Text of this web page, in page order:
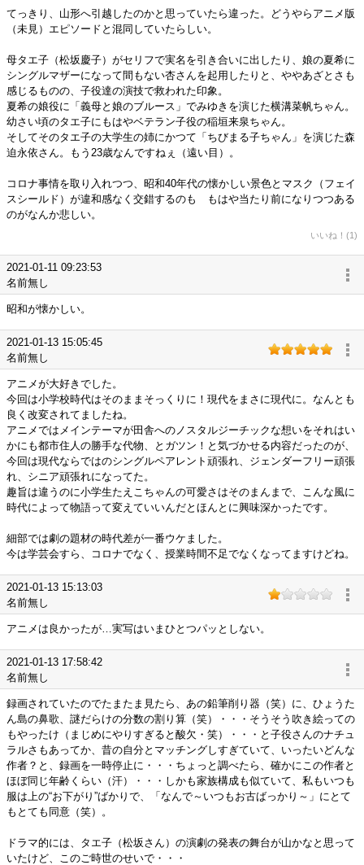
てっきり、山形へ引越したのかと思っていたら違った。どうやらアニメ版
（未見）エピソードと混同していたらしい。
母タエ子（松坂慶子）がセリフで実名を引き合いに出したり、娘の夏希に
シングルマザーになって間もない杏さんを起用したりと、ややあざとさも
感じるものの、子役達の演技で救われた印象。
夏希の娘役に「義母と娘のブルース」でみゆきを演じた横溝菜帆ちゃん。
幼さい頃のタエ子にもはやベテラン子役の稲垣来泉ちゃん。
そしてそのタエ子の大学生の姉にかつて「ちびまる子ちゃん」を演じた森
迫永依さん。もう23歳なんですねぇ（遠い目）。
コロナ事情を取り入れつつ、昭和40年代の懐かしい景色とマスク（フェイ
スシールド）が違和感なく交錯するのも もはや当たり前になりつつある
のがなんか悲しい。
いいね！(1)
2021-01-11 09:23:53
名前無し
昭和が懐かしい。
2021-01-13 15:05:45
名前無し
アニメが大好きでした。
今回は小学校時代はそのままそっくりに！現代をまさに現代に。なんとも
良く改変されてましたね。
アニメではメインテーマが田舎へのノスタルジーチックな想いをそれはい
かにも都市住人の勝手な代物、とガツン！と気づかせる内容だったのが、
今回は現代ならではのシングルペアレント頑張れ、ジェンダーフリー頑張
れ、シニア頑張れになってた。
趣旨は違うのに小学生たえこちゃんの可愛さはそのまんまで、こんな風に
時代によって物語って変えていいんだとほんとに興味深かったです。
細部では劇の題材の時代差が一番ウケました。
今は学芸会すら、コロナでなく、授業時間不足でなくなってますけどね。
2021-01-13 15:13:03
名前無し
アニメは良かったが…実写はいまひとつパッとしない。
2021-01-13 17:58:42
名前無し
録画されていたのでたまたま見たら、あの鉛筆削り器（笑）に、ひょうた
ん島の鼻歌、謎だらけの分数の割り算（笑）・・・そうそう吹き絵っての
もやったけ（まじめにやりすぎると酸欠・笑）・・・と子役さんのナチュ
ラルさもあってか、昔の自分とマッチングしすぎていて、いったいどんな
作者？と、録画を一時停止に・・・ちょっと調べたら、確かにこの作者と
ほぼ同じ年齢くらい（汗）・・・しかも家族構成も似ていて、私もいつも
服は上の“お下がり”ばかりで、「なんで～いつもお古ばっかり～」にとて
もとても同意（笑）。
ドラマ的には、タエ子（松坂さん）の演劇の発表の舞台が山かなと思って
いたけど、このご時世のせいで・・・